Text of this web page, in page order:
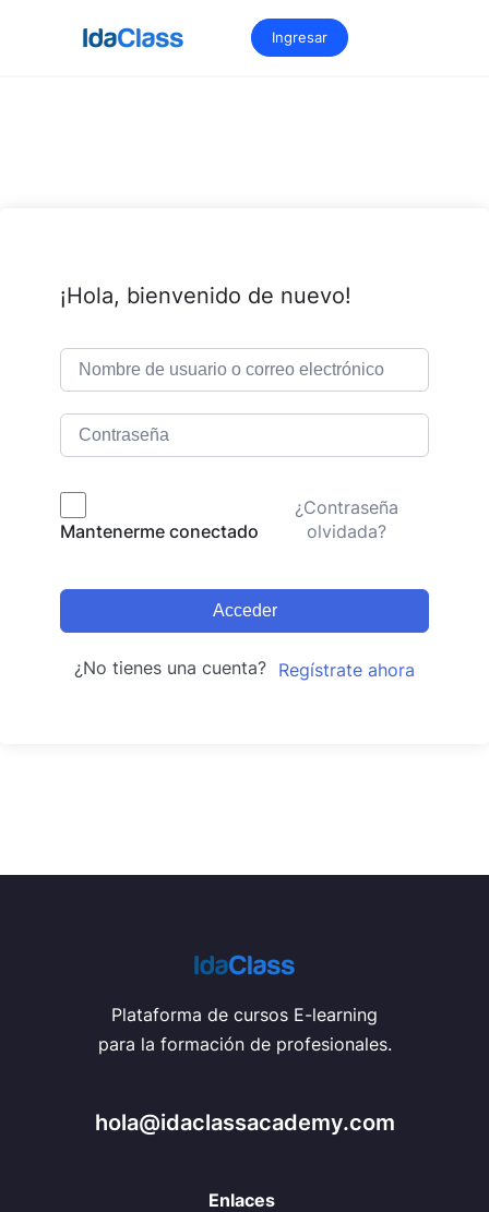
Ingresar
¡Hola, bienvenido de nuevo!
Mantenerme conectado
¿Contraseña
olvidada?
Acceder
¿No tienes una cuenta? Regístrate ahora
Plataforma de cursos E-learning
para la formación de profesionales.
hola@idaclassacademy.com
Enlaces